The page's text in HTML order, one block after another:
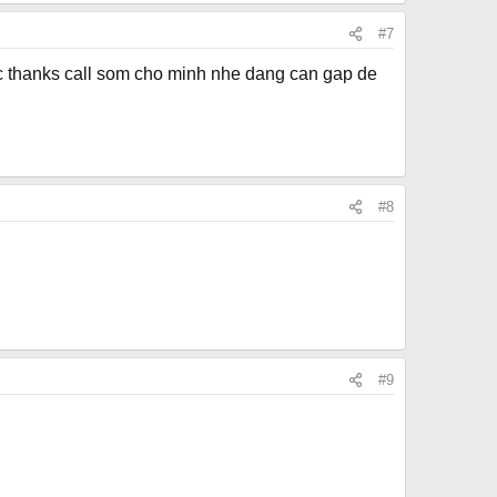
#7
call som cho minh nhe dang can gap de
#8
#9